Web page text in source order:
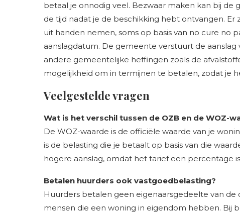
betaal je onnodig veel. Bezwaar maken kan bij de
de tijd nadat je de beschikking hebt ontvangen. Er
uit handen nemen, soms op basis van no cure no
aanslagdatum. De gemeente verstuurt de
andere gemeentelijke heffingen zoals de
mogelijkheid om in termijnen te betalen, zodat je
Veelgestelde vragen
Wat is het verschil tussen de OZB en de WOZ-
De WOZ-waarde is de officiële waarde van je
is de belasting die je betaalt op basis van die
hogere aanslag, omdat het tarief een percentage
Betalen huurders ook vastgoedbelasting?
Huurders betalen geen eigenaarsgedeelte van
mensen die een woning in eigendom hebben. Bij